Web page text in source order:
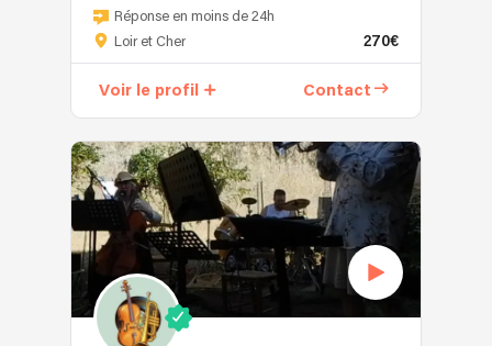
originales
dans
univers
:
pop,
rock,
chanson
française...
Tous
les
styles,
Anciennement
Auto-
depuis
arts
du
spectacle
puis
enregistré
au
spectacles
Réponse en moins de 24h
Loir et Cher
270€
Voir le profil Contact